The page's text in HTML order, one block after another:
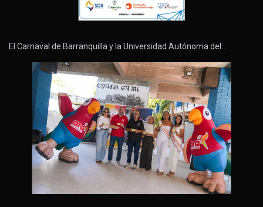
El Carnaval de Barranquilla y la Universidad Autónoma del…